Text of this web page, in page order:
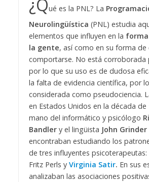
¿Qué es la PNL? La
Neurolingüística (PNL) estudia
elementos que influyen en la
la gente, así como en su forma de
comportarse. No está corroborada
por lo que su uso es de dudosa
la falta de evidencia científica, por
considerada como pseudociencia.
en Estados Unidos en la década de
mano del informático y psicólogo
Bandlery el lingüista John Grinder
encontraban estudiando los
de tres influyentes psicoterapeutas:
Fritz Perls y Virginia Satir. En sus
analizaban las asociaciones